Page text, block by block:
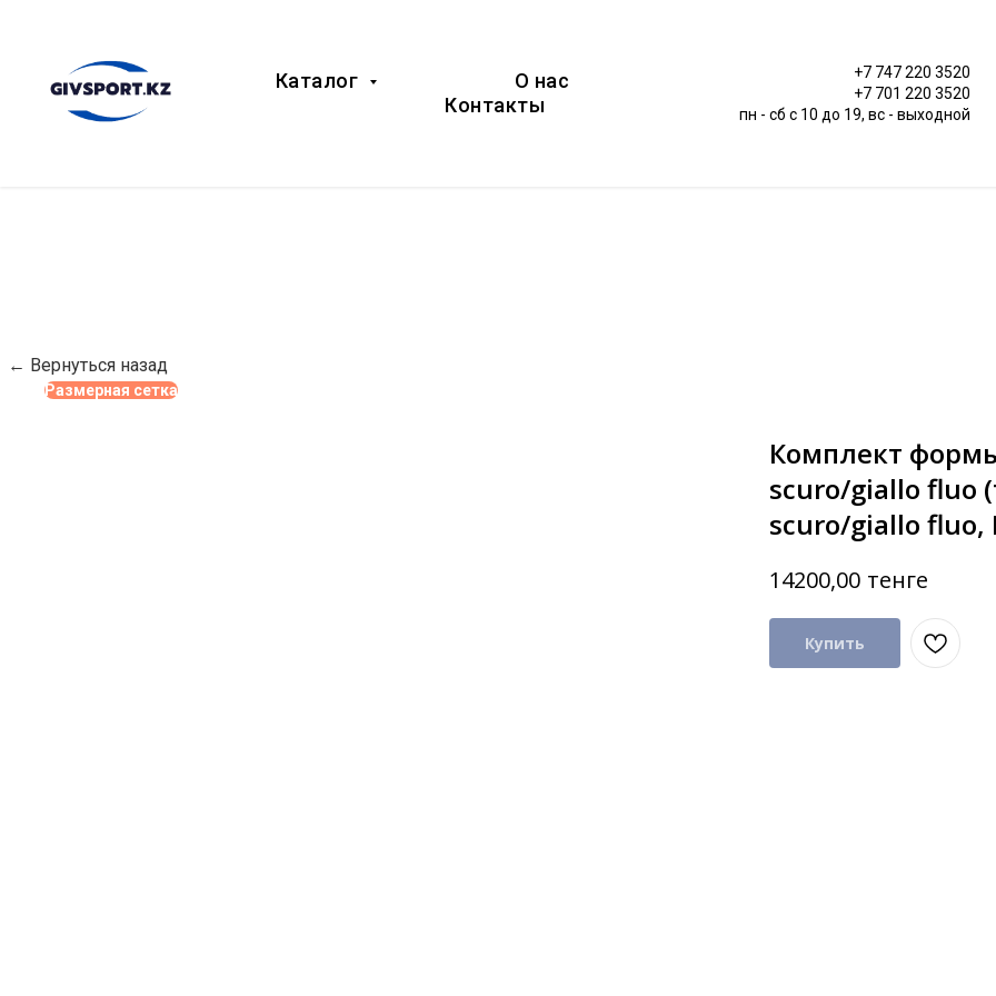
Каталог
О нас
Контакты
+7 747 220 3520
+7 701 220 3520
пн - сб c 10 до 19, вс - выходной
← Вернуться назад
Размерная сетка
Комплект формы
scuro/giallo fluo
scuro/giallo fluo,
14200,00 тенге
Купить